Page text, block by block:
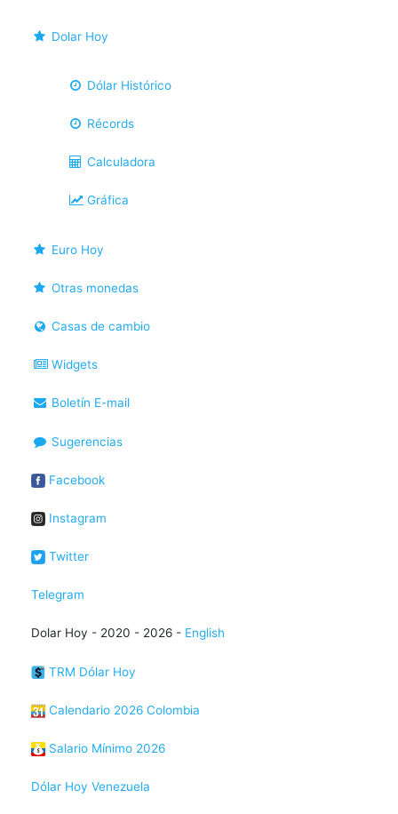
Dolar Hoy
Dólar Histórico
Récords
Calculadora
Gráfica
Euro Hoy
Otras monedas
Casas de cambio
Widgets
Boletín E-mail
Sugerencias
Facebook
Instagram
Twitter
Telegram
Dolar Hoy - 2020 - 2026 - English
TRM Dólar Hoy
Calendario 2026 Colombia
Salario Mínimo 2026
Dólar Hoy Venezuela